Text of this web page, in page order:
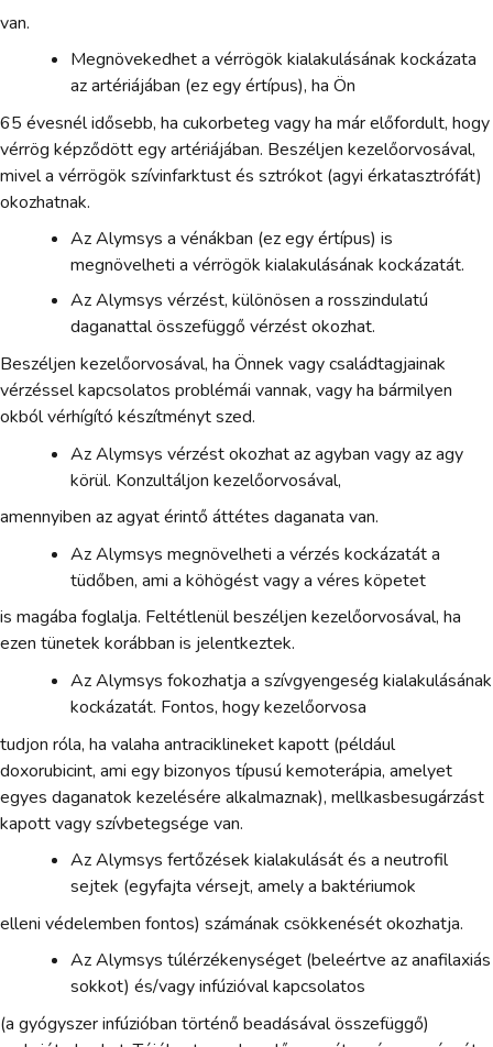
van.
Megnövekedhet a vérrögök kialakulásának kockázata
az artériájában (ez egy értípus), ha Ön
65 évesnél idősebb, ha cukorbeteg vagy ha már előfordult, hogy
vérrög képződött egy artériájában. Beszéljen kezelőorvosával,
mivel a vérrögök szívinfarktust és sztrókot (agyi érkatasztrófát)
okozhatnak.
Az Alymsys a vénákban (ez egy értípus) is
megnövelheti a vérrögök kialakulásának kockázatát.
Az Alymsys vérzést, különösen a rosszindulatú
daganattal összefüggő vérzést okozhat.
Beszéljen kezelőorvosával, ha Önnek vagy családtagjainak
vérzéssel kapcsolatos problémái vannak, vagy ha bármilyen
okból vérhígító készítményt szed.
Az Alymsys vérzést okozhat az agyban vagy az agy
körül. Konzultáljon kezelőorvosával,
amennyiben az agyat érintő áttétes daganata van.
Az Alymsys megnövelheti a vérzés kockázatát a
tüdőben, ami a köhögést vagy a véres köpetet
is magába foglalja. Feltétlenül beszéljen kezelőorvosával, ha
ezen tünetek korábban is jelentkeztek.
Az Alymsys fokozhatja a szívgyengeség kialakulásának
kockázatát. Fontos, hogy kezelőorvosa
tudjon róla, ha valaha antraciklineket kapott (például
doxorubicint, ami egy bizonyos típusú kemoterápia, amelyet
egyes daganatok kezelésére alkalmaznak), mellkasbesugárzást
kapott vagy szívbetegsége van.
Az Alymsys fertőzések kialakulását és a neutrofil
sejtek (egyfajta vérsejt, amely a baktériumok
elleni védelemben fontos) számának csökkenését okozhatja.
Az Alymsys túlérzékenységet (beleértve az anafilaxiás
sokkot) és/vagy infúzióval kapcsolatos
(a gyógyszer infúzióban történő beadásával összefüggő)